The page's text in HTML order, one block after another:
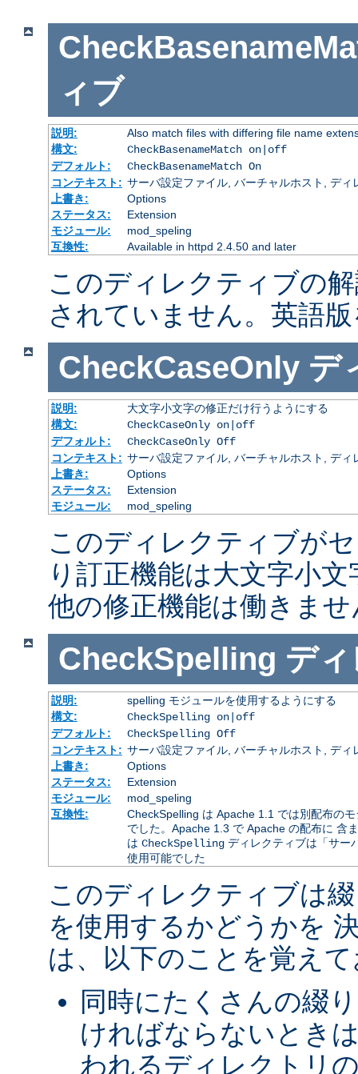
ィブ
説明:
Also match files with differing file name
構文:
CheckBasenameMatch on|off
デフォルト:
CheckBasenameMatch On
コンテキスト: サーバ設定ファイル, バーチャルホスト, ディ
上書き:
Options
ステータス:
Extension
モジュール:
mod_speling
互換性:
Available in httpd 2.4.50 and later
このディレクティブの
されていません。英語
CheckCaseOnly デ
説明:
大文字小文字の修正だけ行うようにする
構文:
CheckCaseOnly on|off
デフォルト:
CheckCaseOnly Off
コンテキスト: サーバ設定ファイル, バーチャルホスト, ディ
上書き:
Options
ステータス:
Extension
モジュール:
mod_speling
このディレクティブが
り訂正機能は大文字小
他の修正機能は働きませ
CheckSpelling デ
説明:
spelling モジュールを使用するようにする
構文:
CheckSpelling on|off
デフォルト:
CheckSpelling Off
コンテキスト: サーバ設定ファイル, バーチャルホスト, ディ
上書き:
Options
ステータス:
Extension
モジュール:
mod_speling
互換性:
CheckSpelling は Apache 1.1 では別配布の
でした。Apache 1.3 で Apache の配布に 含
は CheckSpellingディレクティブは「サー
使用可能でした
このディレクティブは
を使用するかどうかを
は、以下のことを覚え
同時にたくさんの綴
ければならないとき
われるディレクトリ